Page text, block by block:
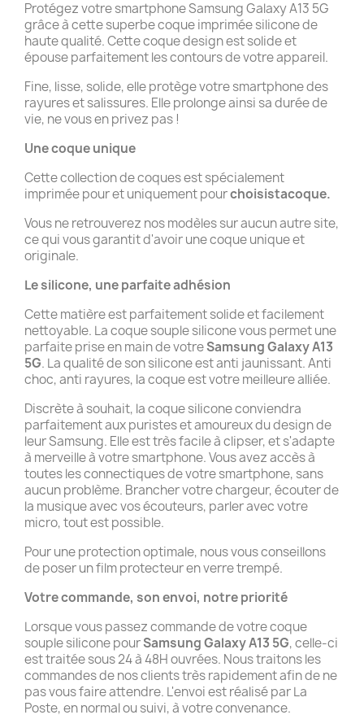
Protégez votre smartphone Samsung Galaxy A13 5G
grâce à cette superbe coque imprimée silicone de
haute qualité. Cette coque design est solide et
épouse parfaitement les contours de votre appareil.
Fine, lisse, solide, elle protège votre smartphone des
rayures et salissures. Elle prolonge ainsi sa durée de
vie, ne vous en privez pas !
Une coque unique
Cette collection de coques est spécialement
imprimée pour et uniquement pourchoisistacoque.
Vous ne retrouverez nos modèles sur aucun autre site,
ce qui vous garantit d'avoir une coque unique et
originale.
Le silicone, une parfaite adhésion
Cette matière est parfaitement solide et facilement
nettoyable. La coque souple silicone vous permet une
parfaite prise en main de votreSamsung Galaxy A13
5G. La qualité de son silicone est anti jaunissant. Anti
choc, anti rayures, la coque est votre meilleure alliée.
Discrète à souhait, la coque silicone conviendra
parfaitement aux puristes et amoureux du design de
leur Samsung. Elle est très facile à clipser, et s'adapte
à merveille à votre smartphone. Vous avez accès à
toutes les connectiques de votre smartphone, sans
aucun problème. Brancher votre chargeur, écouter de
la musique avec vos écouteurs, parler avec votre
micro, tout est possible.
Pour une protection optimale, nous vous conseillons
de poser un film protecteur en verre trempé.
Votre commande, son envoi, notre priorité
Lorsque vous passez commande de votre coque
souple silicone pourSamsung Galaxy A13 5G, celle-ci
est traitée sous 24 à 48H ouvrées. Nous traitons les
commandes de nos clients très rapidement afin de ne
pas vous faire attendre. L'envoi est réalisé par La
Poste, en normal ou suivi, à votre convenance.